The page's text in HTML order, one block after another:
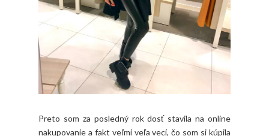
Preto som za posledný rok dosť stavila na online
nakupovanie a fakt veľmi veľa vecí, čo som si kúpila